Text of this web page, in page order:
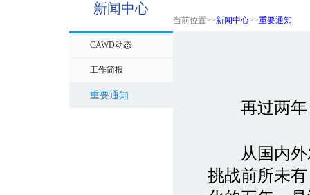
新闻中心
当前位置>>新闻中心>>重要通知
CAWD动态
工作简报
重要通知
再过两年
从国内外发
挑战前所未